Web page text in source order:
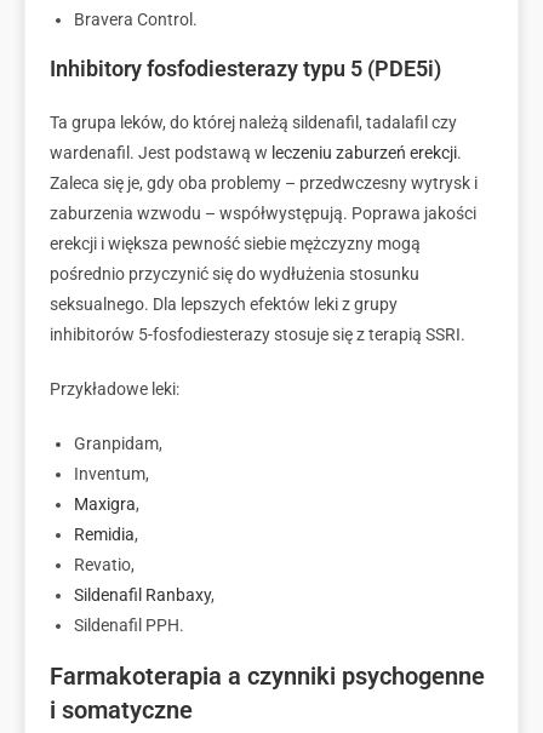
Bravera Control.
Inhibitory fosfodiesterazy typu 5 (PDE5i)
Ta grupa leków, do której należą sildenafil, tadalafil czy
wardenafil. Jest podstawą w leczeniu zaburzeń erekcji.
Zaleca się je, gdy oba problemy – przedwczesny wytrysk i
zaburzenia wzwodu – współwystępują. Poprawa jakości
erekcji i większa pewność siebie mężczyzny mogą
pośrednio przyczynić się do wydłużenia stosunku
seksualnego. Dla lepszych efektów leki z grupy
inhibitorów 5-fosfodiesterazy stosuje się z terapią SSRI.
Przykładowe leki:
Granpidam,
Inventum,
Maxigra,
Remidia,
Revatio,
Sildenafil Ranbaxy,
Sildenafil PPH.
Farmakoterapia a czynniki psychogenne
i somatyczne